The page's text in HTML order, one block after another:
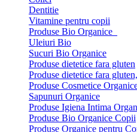
Dentitie
Vitamine pentru copii
Produse Bio Organice
Uleiuri Bio
Sucuri Bio Organice
Produse dietetice fara gluten
Produse dietetice fara
Produse Cosmetice
Sapunuri Organice
Produse Igiena Intima
Produse Bio Organice Copii
Produse Organice pentru